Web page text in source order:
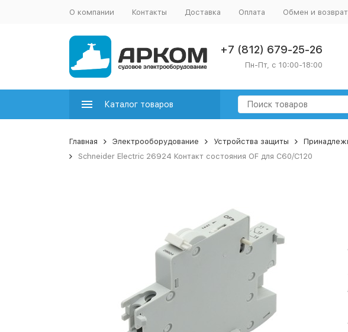
О компании Контакты Доставка Оплата Обмен и возврат
+7 (812) 679-25-26
Пн-Пт, с 10:00-18:00
Каталог товаров
Главная Электрооборудование Устройства защиты
Schneider Electric 26924 Контакт состояния OF для C60/C120